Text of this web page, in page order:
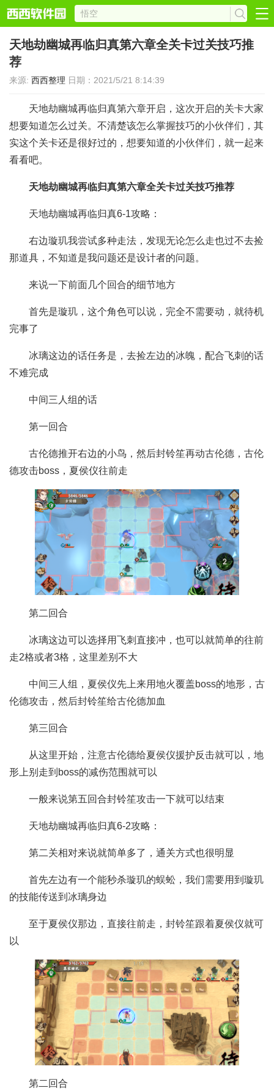
天地劫幽城再临归真第六章全关卡过关技巧推
荐
来源: 西西整理 日期：2021/5/21 8:14:39
天地劫幽城再临归真第六章开启，这次开启的关卡大家
想要知道怎么过关。不清楚该怎么掌握技巧的小伙伴们，其
实这个关卡还是很好过的，想要知道的小伙伴们，就一起来
看看吧。
天地劫幽城再临归真第六章全关卡过关技巧推荐
天地劫幽城再临归真6-1攻略：
右边璇玑我尝试多种走法，发现无论怎么走也过不去捡
那道具，不知道是我问题还是设计者的问题。
来说一下前面几个回合的细节地方
首先是璇玑，这个角色可以说，完全不需要动，就待机
完事了
冰璃这边的话任务是，去捡左边的冰魄，配合飞刺的话
不难完成
中间三人组的话
第一回合
古伦德推开右边的小鸟，然后封铃笙再动古伦德，古伦
德攻击boss，夏侯仪往前走
第二回合
冰璃这边可以选择用飞刺直接冲，也可以就简单的往前
走2格或者3格，这里差别不大
中间三人组，夏侯仪先上来用地火覆盖boss的地形，古
伦德攻击，然后封铃笙给古伦德加血
第三回合
从这里开始，注意古伦德给夏侯仪援护反击就可以，地
形上别走到boss的减伤范围就可以
一般来说第五回合封铃笙攻击一下就可以结束
天地劫幽城再临归真6-2攻略：
第二关相对来说就简单多了，通关方式也很明显
首先左边有一个能秒杀璇玑的蜈蚣，我们需要用到璇玑
的技能传送到冰璃身边
至于夏侯仪那边，直接往前走，封铃笙跟着夏侯仪就可
以
第二回合